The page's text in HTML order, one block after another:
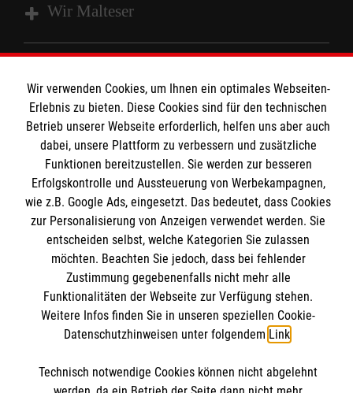
Wir Malteser
Angebote und Leistungen
Unsere Kurse
Mitarbeiten
Wir Malteser
Informationen
Kontakt
Pressestelle
Impressum
Datenschutz
Malteser online
Malteserorden
Malteser Jugend
Malteser International
Sharepoint
Spendenkonto
Empfänger: Malteser Hilfsdienst e.V.
BIC: GENODED 1PA7
Wir verwenden Cookies, um Ihnen ein optimales Webseiten-
Erlebnis zu bieten. Diese Cookies sind für den technischen
Betrieb unserer Webseite erforderlich, helfen uns aber auch
dabei, unsere Plattform zu verbessern und zusätzliche
Funktionen bereitzustellen. Sie werden zur besseren
Erfolgskontrolle und Aussteuerung von Werbekampagnen,
wie z.B. Google Ads, eingesetzt. Das bedeutet, dass Cookies
zur Personalisierung von Anzeigen verwendet werden. Sie
entscheiden selbst, welche Kategorien Sie zulassen
möchten. Beachten Sie jedoch, dass bei fehlender
Zustimmung gegebenenfalls nicht mehr alle
Funktionalitäten der Webseite zur Verfügung stehen.
Weitere Infos finden Sie in unseren speziellen Cookie-
Datenschutzhinweisen unter folgendem Link.
Technisch notwendige Cookies können nicht abgelehnt